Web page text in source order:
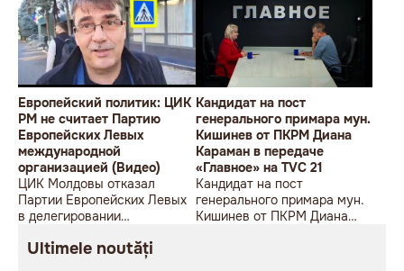
Европейский политик: ЦИК
РМ не считает Партию
Европейских Левых
международной
организацией (Видео)
ЦИК Молдовы отказал
Партии Европейских Левых
в делегировании
ноября. Об этом заявил один
Кандидат на пост
генерального примара мун.
Кишинев от ПКРМ Диана
Караман в передаче
«Главное» на TVC 21
Кандидат на пост
генерального примара мун.
Кишинев от ПКРМ Диана
Ultimele noutăți